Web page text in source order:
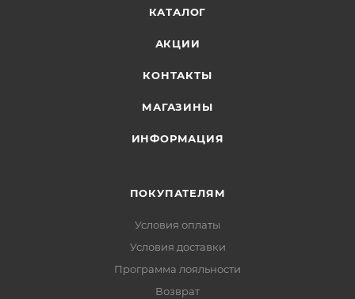
КАТАЛОГ
АКЦИИ
КОНТАКТЫ
МАГАЗИНЫ
ИНФОРМАЦИЯ
ПОКУПАТЕЛЯМ
Условия оплаты
Условия доставки
Программа лояльности
Возврат